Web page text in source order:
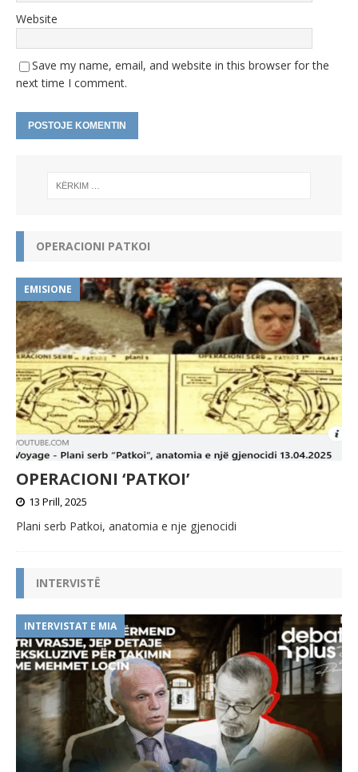
Website
Save my name, email, and website in this browser for the
next time I comment.
n
v
e
:
OPERACIONI PATKOI
EMISIONE
OPERACIONI ‘PATKOI’
13 Prill, 2025
Plani serb Patkoi, anatomia e nje gjenocidi
INTERVISTË
INTERVISTAT E MIA